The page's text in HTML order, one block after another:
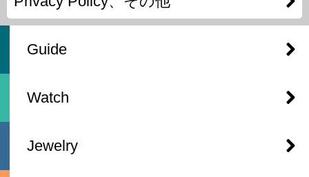
Guide
Watch
Jewelry